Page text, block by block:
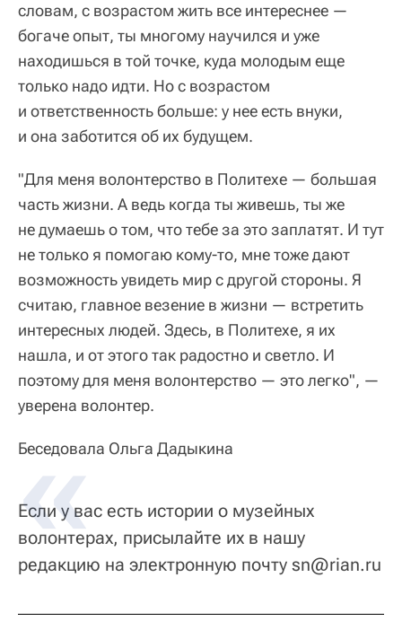
словам, с возрастом жить все интереснее —
богаче опыт, ты многому научился и уже
находишься в той точке, куда молодым еще
только надо идти. Но с возрастом
и ответственность больше: у нее есть внуки,
и она заботится об их будущем.
"Для меня волонтерство в Политехе — большая
часть жизни. А ведь когда ты живешь, ты же
не думаешь о том, что тебе за это заплатят. И тут
не только я помогаю кому-то, мне тоже дают
возможность увидеть мир с другой стороны. Я
считаю, главное везение в жизни — встретить
интересных людей. Здесь, в Политехе, я их
нашла, и от этого так радостно и светло. И
поэтому для меня волонтерство — это легко", —
уверена волонтер.
Беседовала Ольга Дадыкина
Если у вас есть истории о музейных
волонтерах, присылайте их в нашу
редакцию на электронную почту sn@rian.ru